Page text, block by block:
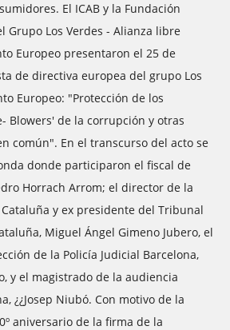
El ICAB y la Fundación
Grupo Los Verdes - Alianza libre
Europeo presentaron el 25 de
de directiva europea del grupo Los
Europeo: "Protección de los
Blowers' de la corrupción y otras
común". En el transcurso del acto se
donde participaron el fiscal de
Horrach Arrom; el director de la
y ex presidente del Tribunal
Miguel Ángel Gimeno Jubero, el
de la Policía Judicial Barcelona,
y el magistrado de la audiencia
¿¿Josep Niubó. Con motivo de la
aniversario de la firma de la